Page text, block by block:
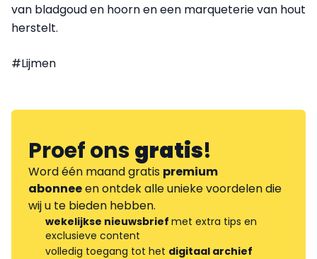
van bladgoud en hoorn en een marqueterie van hout
herstelt.
#Lijmen
Proef onsgratis!
Word één maand gratis premium
abonneeen ontdek alle unieke voordelen die
wij u te bieden hebben.
wekelijkse nieuwsbrief met extra tips en
exclusieve content
volledig toegang tot het digitaal archief